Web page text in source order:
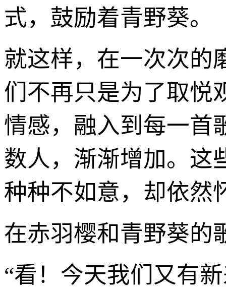
式，鼓励着青野葵。
就这样，在一次次的
们不再只是为了取悦
情感，融入到每一首
数人，渐渐增加。这
种种不如意，却依然
在赤羽樱和青野葵的
“看！今天我们又有